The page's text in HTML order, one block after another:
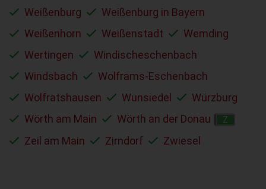
Weißenburg
Weißenburg in Bayern
Weißenhorn
Weißenstadt
Wemding
Wertingen
Windischeschenbach
Windsbach
Wolframs-Eschenbach
Wolfratshausen
Wunsiedel
Würzburg
Wörth am Main
Wörth an der Donau Z
Zeil am Main Zirndorf Zwiesel